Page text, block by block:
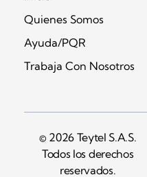
Quienes Somos
Ayuda/PQR
Trabaja Con Nosotros
© 2026 Teytel S.A.S.
Todos los derechos
reservados.